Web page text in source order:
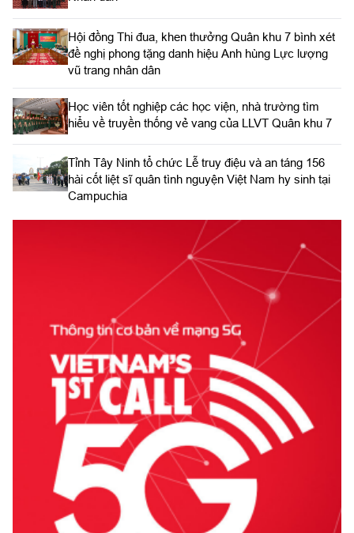
Hội đồng Thi đua, khen thưởng Quân khu 7 bình xét
đề nghị phong tặng danh hiệu Anh hùng Lực lượng
vũ trang nhân dân
Học viên tốt nghiệp các học viện, nhà trường tìm
hiểu về truyền thống vẻ vang của LLVT Quân khu 7
​Tỉnh Tây Ninh tổ chức Lễ truy điệu và an táng 156
hài cốt liệt sĩ quân tình nguyện Việt Nam hy sinh tại
Campuchia